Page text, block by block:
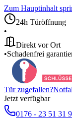
Zum Hauptinhalt
24h Türöffnung
•
Direkt vor Ort
•Schadenfrei
Tür zugefallen?
Jetzt verfügbar
0176 - 23 51 31